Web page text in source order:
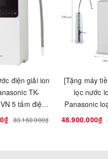
điện giải ion
TK-
5 tấm điện
cực 83.160.000₫
[Tặng máy
lọc nước
Panasonic
bồn rửa TK-
48.900.000₫